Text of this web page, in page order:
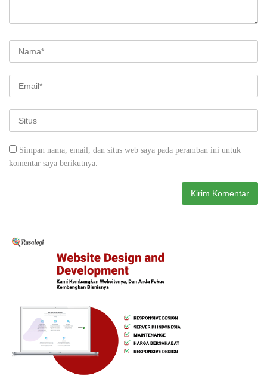
Simpan nama, email, dan situs web saya pada peramban ini untuk
komentar saya berikutnya.